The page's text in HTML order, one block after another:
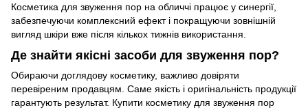
Косметика для звуження пор на обличчі працює у синергії,
забезпечуючи комплексний ефект і покращуючи зовнішній
вигляд шкіри вже після кількох тижнів використання.
Де знайти якісні засоби для звуження пор?
Обираючи доглядову косметику, важливо довіряти
перевіреним продавцям. Саме якість і оригінальність продукції
гарантують результат. Купити косметику для звуження пор